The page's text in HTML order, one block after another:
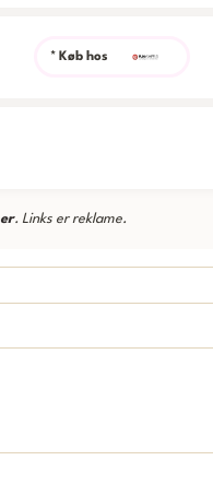
* Køb hos
. Links er reklame.